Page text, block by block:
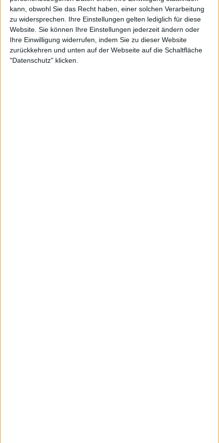
kann, obwohl Sie das Recht haben, einer solchen Verarbeitung
zu widersprechen. Ihre Einstellungen gelten lediglich für diese
Website. Sie können Ihre Einstellungen jederzeit ändern oder
Ihre Einwilligung widerrufen, indem Sie zu dieser Website
zurückkehren und unten auf der Webseite auf die Schaltfläche
"Datenschutz" klicken.